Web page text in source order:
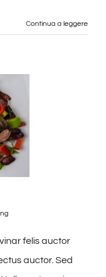
Continua a leggere
felis auctor
auctor. Sed